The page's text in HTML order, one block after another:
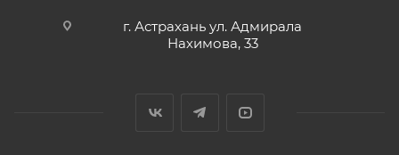
г. Астрахань ул. Адмирала
Нахимова, 33